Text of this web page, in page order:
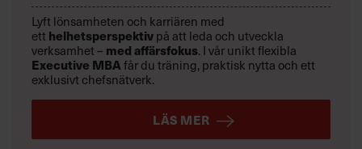
Lyft lönsamheten och karriären med
ett helhetsperspektivpå att leda och utveckla
verksamhet – med affärsfokus. I vår unikt flexibla
Executive MBAfår du träning, praktisk nytta och ett
exklusivt chefsnätverk.
LÄS MER